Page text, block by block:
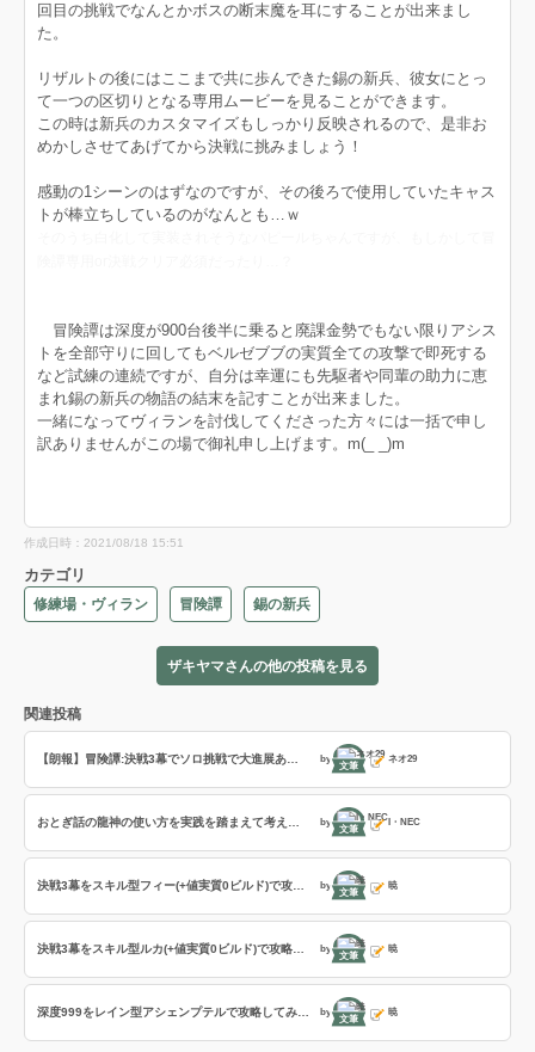
回目の挑戦でなんとかボスの断末魔を耳にすることが出来まし
た。
リザルトの後にはここまで共に歩んできた錫の新兵、彼女にとっ
て一つの区切りとなる専用ムービーを見ることができます。
この時は新兵のカスタマイズもしっかり反映されるので、是非お
めかしさせてあげてから決戦に挑みましょう！
感動の1シーンのはずなのですが、その後ろで使用していたキャス
トが棒立ちしているのがなんとも…ｗ
冒険譚は深度が900台後半に乗ると廃課金勢でもない限りアシス
トを全部守りに回してもベルゼブブの実質全ての攻撃で即死する
など試練の連続ですが、自分は幸運にも先駆者や同輩の助力に恵
まれ錫の新兵の物語の結末を記すことが出来ました。
一緒になってヴィランを討伐してくださった方々には一括で申し
訳ありませんがこの場で御礼申し上げます。m(_ _)m
作成日時：2021/08/18 15:51
カテゴリ
修練場・ヴィラン 冒険譚 錫の新兵
ザキヤマさんの他の投稿を見る
関連投稿
by
文筆
ネオ29
by
文筆
I・NEC
by
文筆
暁
by
文筆
暁
by
文筆
暁